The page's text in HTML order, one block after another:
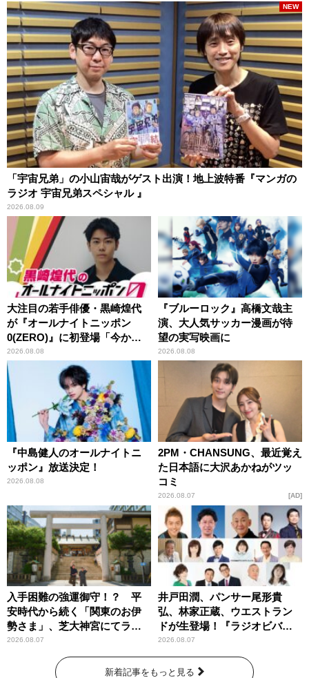
「宇宙兄弟」の小山宙哉がゲスト出演！地上波特番『マンガの
ラジオ 宇宙兄弟スペシャル 』
2026.08.09
NEW
大注目の若手俳優・黒崎煌代
が『オールナイトニッポン
0(ZERO)』に初登場「今から
とてもワクワクしておりま
す！」
2026.08.08
『ブルーロック』高橋文哉主
演、大人気サッカー漫画が待
望の実写映画に
2026.08.08
『中島健人のオールナイトニ
ッポン』放送決定！
2026.08.08
2PM・CHANSUNG、最近覚え
た日本語に大沢あかねがツッ
コミ
2026.08.07 AD
入手困難の強運御守！？ 平
安時代から続く「関東のお伊
勢さま」、芝大神宮にてラン
パンプスが合格祈願！
2026.08.07
井戸田潤、パンサー尾形貴
弘、林家正蔵、ウエストラン
ドが生登場！『ラジオビバリ
ー昼ズ』
2026.08.07
新着記事をもっと見る